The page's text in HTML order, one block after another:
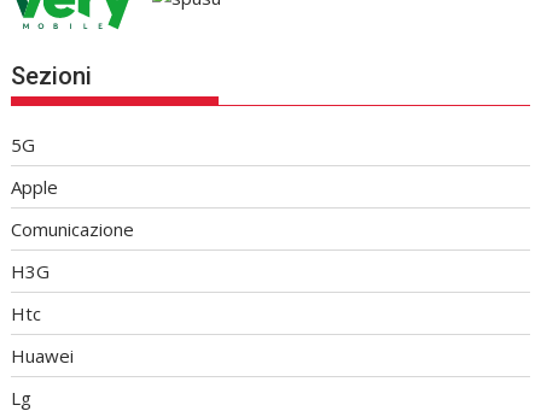
Sezioni
5G
Apple
Comunicazione
H3G
Htc
Huawei
Lg